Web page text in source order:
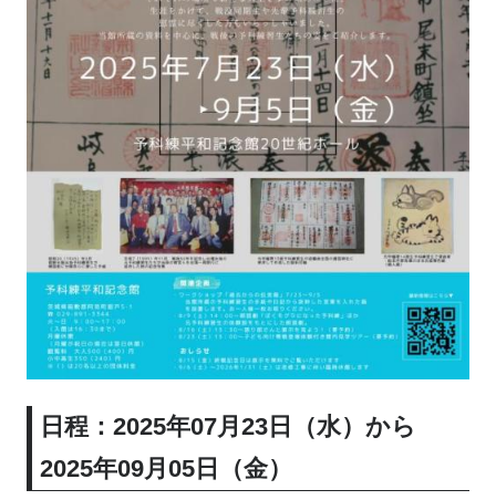
日程：2025年07月23日（水）から
2025年09月05日（金）